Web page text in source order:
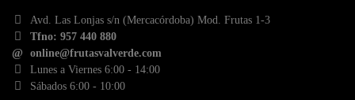
Avd. Las Lonjas s/n (Mercacórdoba) Mod. Frutas 1-3
Tfno: 957 440 880
online@frutasvalverde.com
Lunes a Viernes 6:00 - 14:00
Sábados 6:00 - 10:00